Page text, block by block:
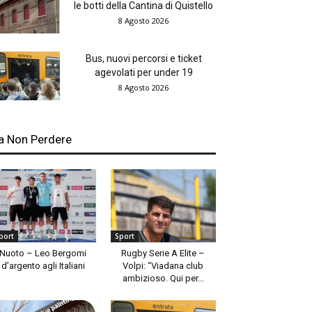
le botti della Cantina di Quistello
8 Agosto 2026
Bus, nuovi percorsi e ticket
agevolati per under 19
8 Agosto 2026
Non Perdere
Nuoto – Leo Bergomi
d’argento agli Italiani
Sport
Rugby Serie A Elite –
Volpi: “Viadana club
ambizioso. Qui per...